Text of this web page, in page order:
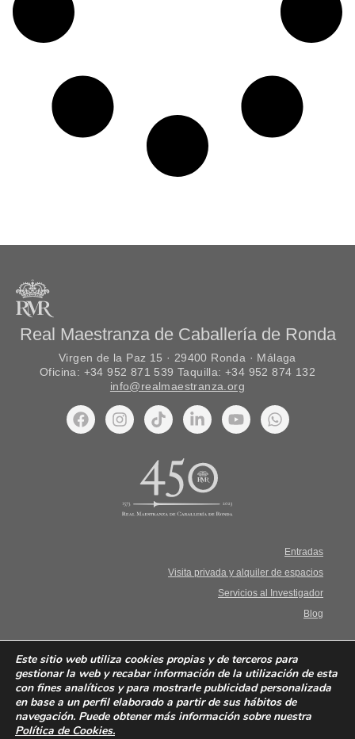
Real Maestranza de Caballería de Ronda
Virgen de la Paz 15 · 29400 Ronda · Málaga
Oficina: +34 952 871 539 Taquilla: +34 952 874 132
info@realmaestranza.org
Entradas
Visita privada y alquiler de espacios
Servicios al Investigador
Blog
Política de privacidad
Este sitio web utiliza cookies propias y de terceros para
gestionar la web y recabar información de la utilización de esta
con fines analíticos y para mostrarle publicidad personalizada
en base a un perfil elaborado a partir de sus hábitos de
navegación. Puede obtener más información sobre nuestra
Política de Cookies.